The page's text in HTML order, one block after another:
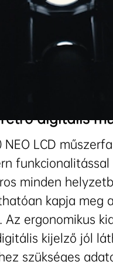
digitális
LCD
minden
kapja meg
Az ergonomikus
kijelző jól
szükséges